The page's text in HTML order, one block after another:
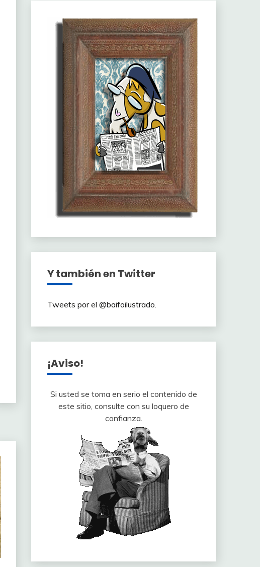
Y también en Twitter
Tweets por el @baifoilustrado.
¡Aviso!
Si usted se toma en serio el contenido de
este sitio, consulte con su loquero de
confianza.